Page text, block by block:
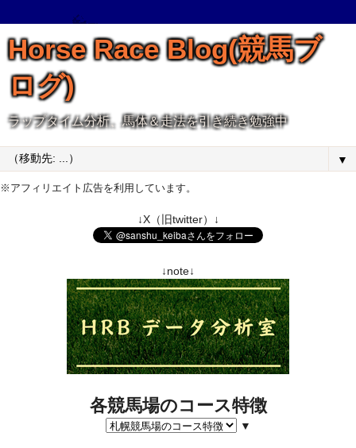
Horse Race Blog(競馬ブ
ログ)
ラップタイム分析、馬体＆走法を引き続き勉強中
▼
※アフィリエイト広告を利用しています。
↓X（旧twitter）↓
↓note↓
各競馬場のコース特徴
▼